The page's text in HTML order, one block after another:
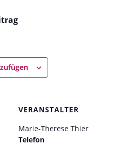
VERANSTALTER
Marie-Therese Thier
Telefon